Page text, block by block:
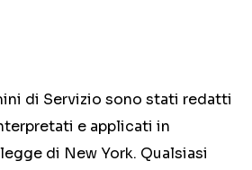
di Servizio sono stati redatti
e applicati in
di New York. Qualsiasi